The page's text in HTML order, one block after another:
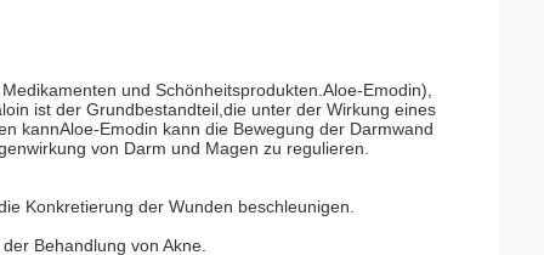
und Schönheitsprodukten.Aloe-Emodin),
ist der Grundbestandteil,die unter der Wirkung eines
kannAloe-Emodin kann die Bewegung der Darmwand
von Darm und Magen zu regulieren.
Konkretierung der Wunden beschleunigen.
Behandlung von Akne.